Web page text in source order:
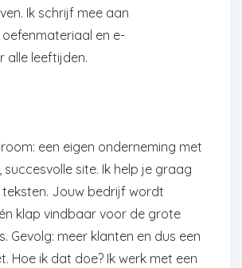
Ik schrijf mee aan
en e-
alle leeftijden.
een eigen onderneming met
site. Ik help je graag
Jouw bedrijf wordt
klap vindbaar voor de grote
Gevolg: meer klanten en dus een
Hoe ik dat doe? Ik werk met een